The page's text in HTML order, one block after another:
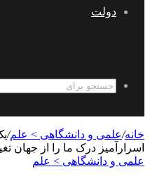
دولت
خانه/علمی‌ و دانشگاهی > علم/
اسرارآمیز درک ما را از جهان‌
علمی‌ و دانشگاهی > علم